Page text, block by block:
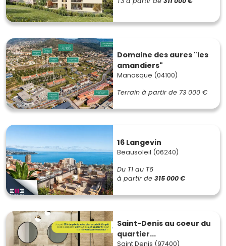
Domaine des aures "les
amandiers"
Manosque (04100)
Terrain à partir de 73 000 €
16 Langevin
Beausoleil (06240)
Du T1 au T6
à partir de 315 000 €
Saint-Denis au coeur du
quartier...
Saint Denis (97400)